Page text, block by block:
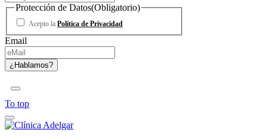
Protección de Datos(Obligatorio)
Acepto la Política de Privacidad
Email
To top